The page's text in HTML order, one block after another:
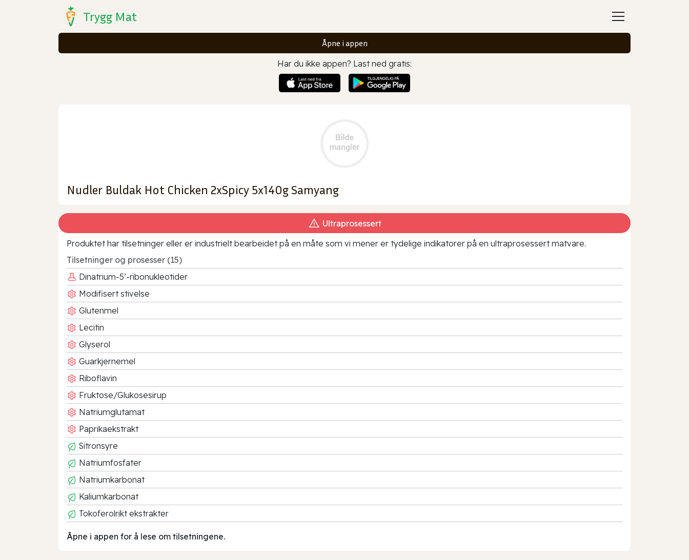
Trygg Mat
Åpne i appen
Har du ikke appen? Last ned gratis:
Nudler Buldak Hot Chicken 2xSpicy 5x140g Samyang
Ultraprosessert
Produktet har tilsetninger eller er industrielt bearbeidet på en måte som vi mener er tydelige indikatorer på en ultraprosessert matvare.
Tilsetninger og prosesser (15)
Dinatrium-5’-ribonukleotider
Modifisert stivelse
Glutenmel
Lecitin
Glyserol
Guarkjernemel
Riboflavin
Fruktose/Glukosesirup
Natriumglutamat
Paprikaekstrakt
Sitronsyre
Natriumfosfater
Natriumkarbonat
Kaliumkarbonat
Tokoferolrikt ekstrakter
Åpne i appen for å lese om tilsetningene.